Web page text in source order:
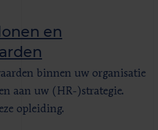
en
binnen uw organisatie
aan uw (HR-)strategie.
opleiding.